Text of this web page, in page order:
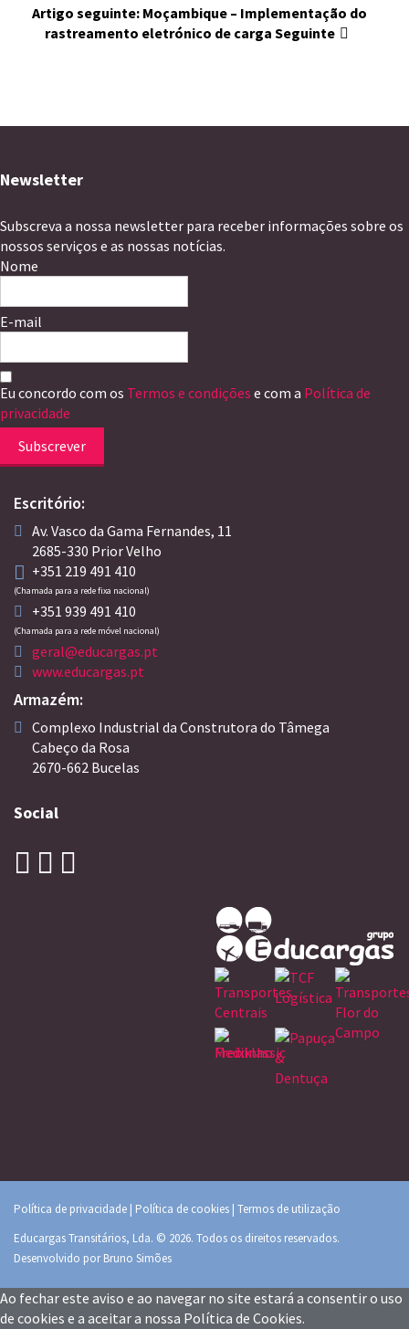
Artigo seguinte: Moçambique – Implementação do
rastreamento eletrónico de carga Seguinte
Newsletter
Subscreva a nossa newsletter para receber informações sobre os
nossos serviços e as nossas notícias.
Nome
E-mail
Eu concordo com os Termos e condições e com a Política de
privacidade
Subscrever
Escritório:
Av. Vasco da Gama Fernandes, 11
2685-330 Prior Velho
+351 219 491 410
(Chamada para a rede fixa nacional)
+351 939 491 410
(Chamada para a rede móvel nacional)
geral@educargas.pt
www.educargas.pt
Armazém:
Complexo Industrial da Construtora do Tâmega
Cabeço da Rosa
2670-662 Bucelas
Social
Política de privacidade | Política de cookies | Termos de utilização
Educargas Transitários, Lda. © 2026. Todos os direitos reservados.
Desenvolvido porBruno Simões
Ao fechar este aviso e ao navegar no site estará a consentir o uso
de cookies e a aceitar a nossa Política de Cookies.